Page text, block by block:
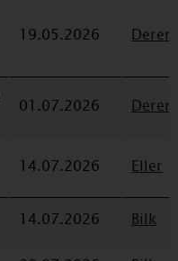
19.05.2026
01.07.2026
14.07.2026 Eller
14.07.2026 Bilk